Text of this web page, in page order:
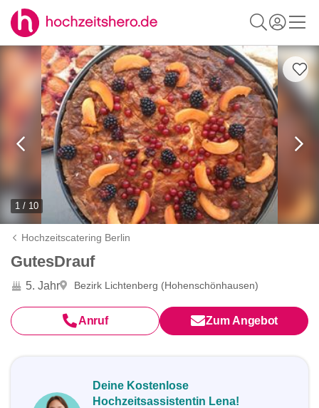
1 / 10
Hochzeitscatering Berlin
GutesDrauf
5. Jahr Bezirk Lichtenberg (Hohenschönhausen)
Anruf Zum Angebot
Deine Kostenlose
Hochzeitsassistentin Lena!